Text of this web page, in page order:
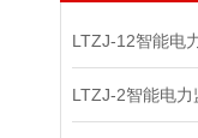
LTZJ-12智能电
LTZJ-2智能电力